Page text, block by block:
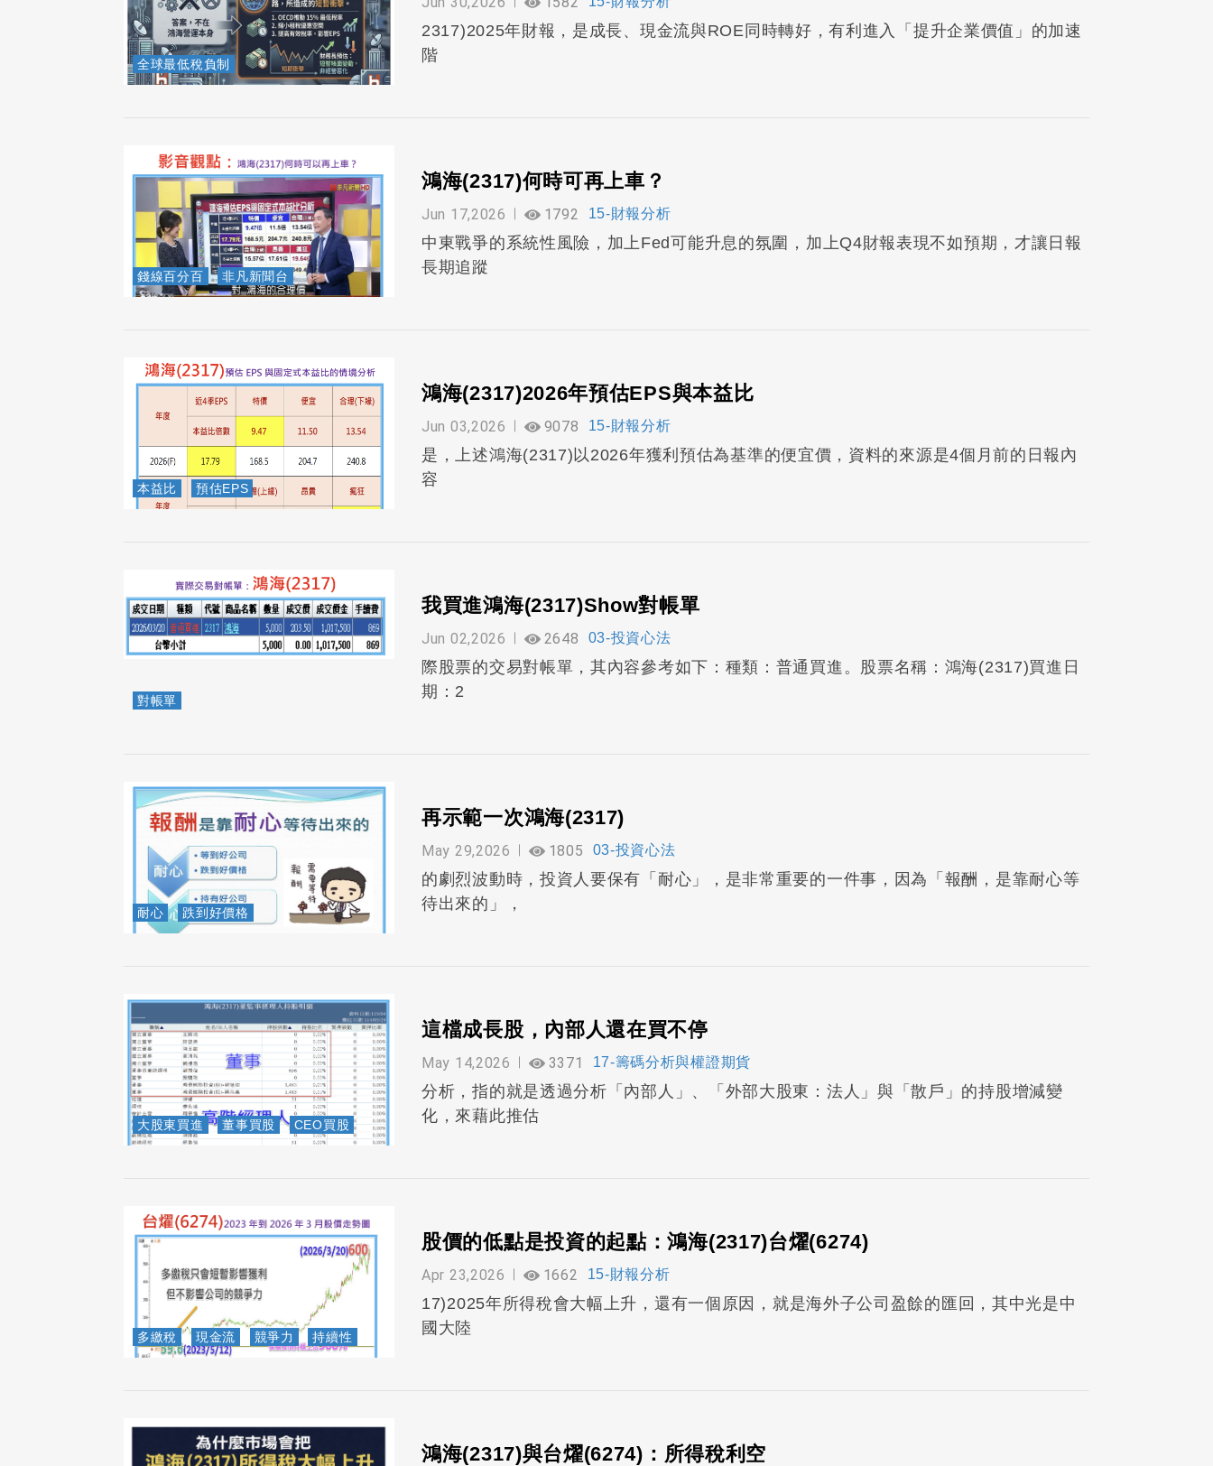
全球最低稅負制
2317)2025年財報，是成長、現金流與ROE同時轉好，有利進入「提升企業價值」的加速
階
錢線百分百 非凡新聞台
鴻海(2317)何時可再上車？
Jun 17,2026 1792 15-財報分析
中東戰爭的系統性風險，加上Fed可能升息的氛圍，加上Q4財報表現不如預期，才讓日報
長期追蹤
本益比 預估EPS
鴻海(2317)2026年預估EPS與本益比
Jun 03,2026 9078 15-財報分析
是，上述鴻海(2317)以2026年獲利預估為基準的便宜價，資料的來源是4個月前的日報內
容
對帳單
我買進鴻海(2317)Show對帳單
Jun 02,2026 2648 03-投資心法
際股票的交易對帳單，其內容參考如下：種類：普通買進。股票名稱：鴻海(2317)買進日
期：2
耐心 跌到好價格
再示範一次鴻海(2317)
May 29,2026 1805 03-投資心法
的劇烈波動時，投資人要保有「耐心」，是非常重要的一件事，因為「報酬，是靠耐心等
待出來的」，
大股東買進 董事買股 CEO買股
這檔成長股，內部人還在買不停
May 14,2026 3371 17-籌碼分析與權證期貨
分析，指的就是透過分析「內部人」、「外部大股東：法人」與「散戶」的持股增減變
化，來藉此推估
多繳稅 現金流 競爭力 持續性
股價的低點是投資的起點：鴻海(2317)台燿(6274)
Apr 23,2026 1662 15-財報分析
17)2025年所得稅會大幅上升，還有一個原因，就是海外子公司盈餘的匯回，其中光是中
國大陸
鴻海(2317)與台燿(6274)：所得稅利空